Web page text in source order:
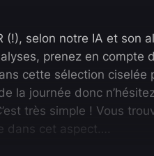
(!), selon notre IA et son
prenez en compte
cette sélection ciselée
la journée donc
très simple ! Vous
dans cet aspect….